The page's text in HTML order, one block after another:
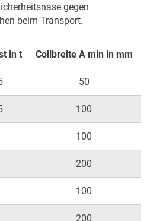
gegen
beim Transport.
in t Coilbreite A min in mm
50
100
100
200
100
200